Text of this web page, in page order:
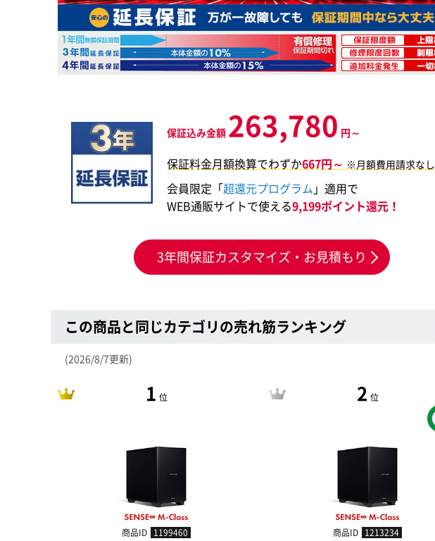
保証込み金額 263,780 円～
保証料金月額換算でわずか667円～ ※月額費用請求なし
会員限定「超還元プログラム 」適用で
WEB通販サイトで使える9,199ポイント還元！
3年間保証カスタマイズ・お見積もり
この商品と同じカテゴリの売れ筋ランキング
(2026/8/7更新)
1 位
商品ID 1199460
2 位
商品ID 1213234